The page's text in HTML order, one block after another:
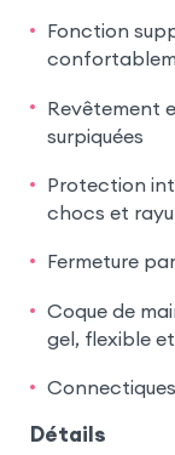
Fonction
Revêtement
surpiquées
Protection
chocs et
Fermeture
Coque de
gel, flexible
Détails